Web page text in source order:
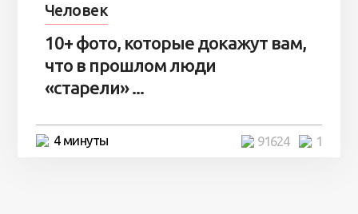
Человек
10+ фото, которые докажут вам,
что в прошлом люди
«старели» ...
4 минуты 1
91624